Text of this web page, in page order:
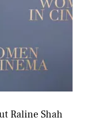
Raline Shah